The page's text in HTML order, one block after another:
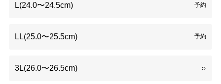
L(24.0〜24.5cm) 予約
LL(25.0〜25.5cm) 予約
3L(26.0〜26.5cm) ○